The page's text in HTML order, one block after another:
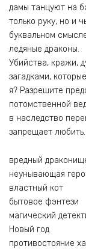
дамы танцуют на
только руку, но и
буквальном
ледяные драконы.
Убийства, кражи,
загадками,
я? Разрешите
потомственной
в наследство
запрещает любить.
вредный
неунывающая
властный кот
бытовое фэнтези
магический
Новый год
противостояние